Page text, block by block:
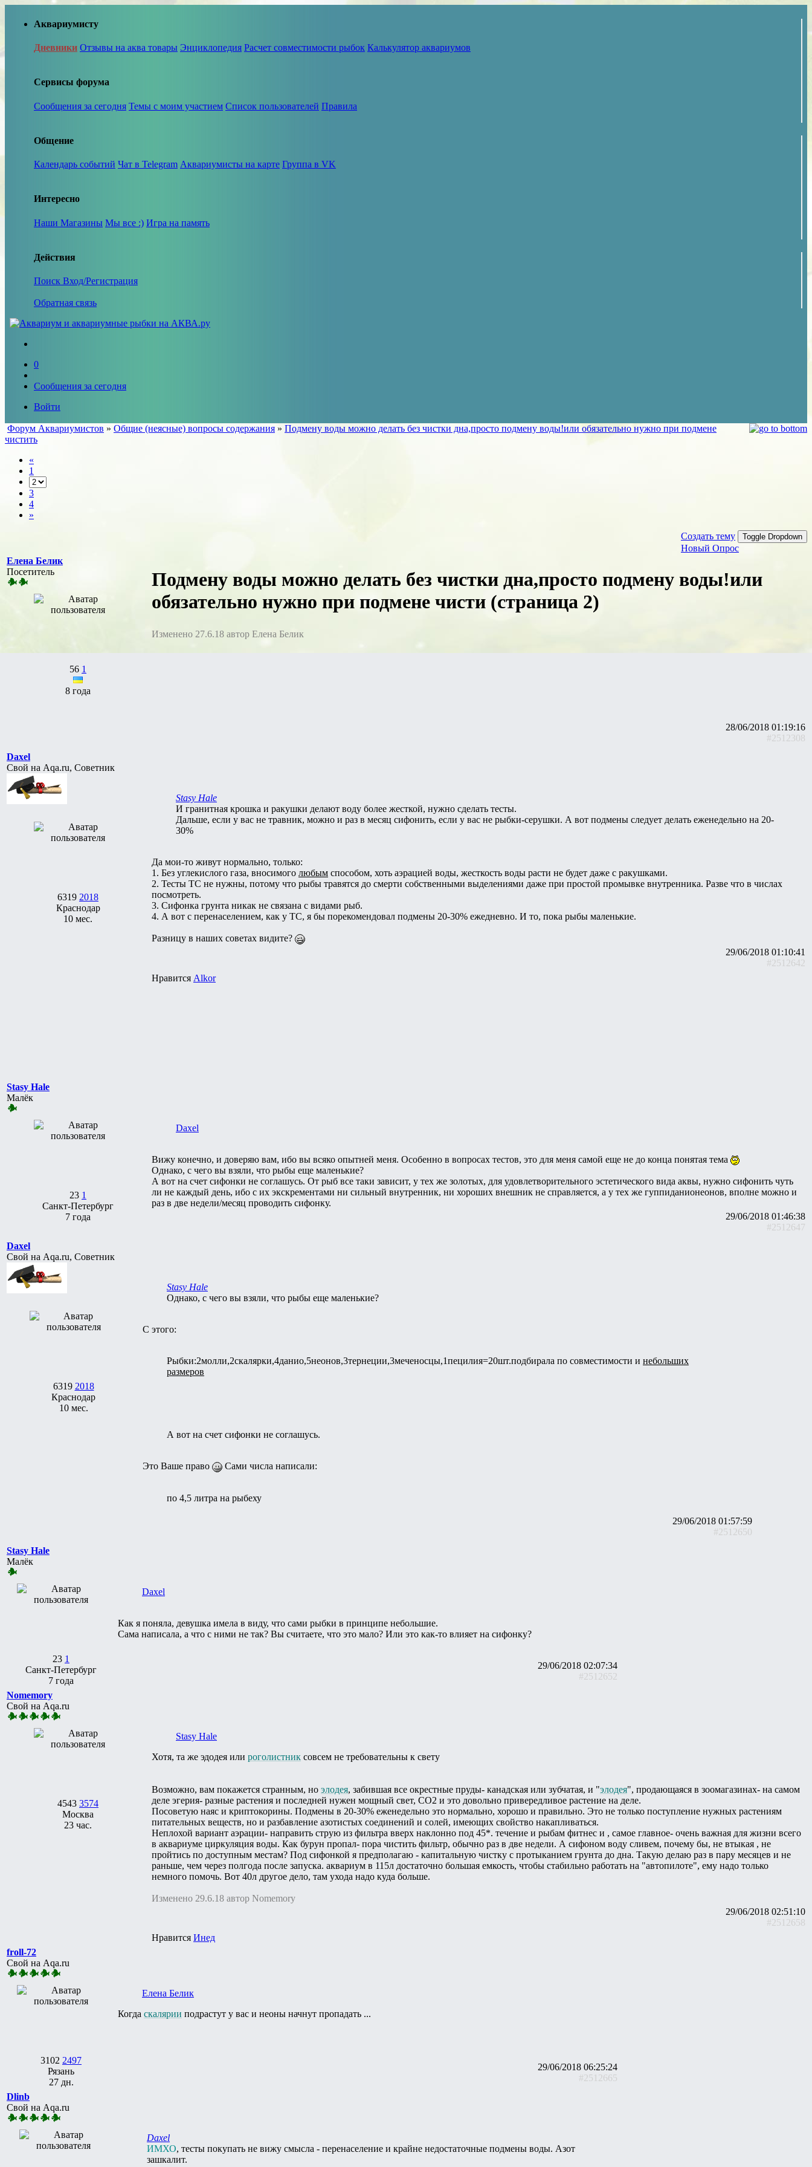
Аквариумисту
Дневники Отзывы на аква товары Энциклопедия Расчет совместимости рыбок Калькулятор аквариумов
Сервисы форума
Сообщения за сегодня Темы с моим участием Список пользователей Правила
Общение
Календарь событий Чат в Telegram Аквариумисты на карте Группа в VK
Интересно
Наши Магазины Мы все :) Игра на память
Действия
Поиск Вход/Регистрация
Обратная связь
0
Сообщения за сегодня
Войти
Форум Аквариумистов » Общие (неясные) вопросы содержания » Подмену воды можно делать без чистки дна,просто подмену воды!или обязательно нужно при подмене
чистить
«
1
3
4
»
Создать тему Toggle Dropdown
Новый Опрос
Елена Белик
Посетитель
56 1
8 года
Подмену воды можно делать без чистки дна,просто подмену воды!или
обязательно нужно при подмене чисти (страница 2)
Изменено 27.6.18 автор Елена Белик
28/06/2018 01:19:16
#2512308
Daxel
Свой на Aqa.ru, Советник
6319 2018
Краснодар
10 мес.
Stasy Hale
И гранитная крошка и ракушки делают воду более жесткой, нужно сделать тесты.
Дальше, если у вас не травник, можно и раз в месяц сифонить, если у вас не рыбки-серушки. А вот подмены следует делать еженедельно на 20-
30%
Да мои-то живут нормально, только:
1. Без углекислого газа, вносимого любым способом, хоть аэрацией воды, жесткость воды расти не будет даже с ракушками.
2. Тесты ТС не нужны, потому что рыбы травятся до смерти собственными выделениями даже при простой промывке внутренника. Разве что в числах
посмотреть.
3. Сифонка грунта никак не связана с видами рыб.
4. А вот с перенаселением, как у ТС, я бы порекомендовал подмены 20-30% ежедневно. И то, пока рыбы маленькие.
Разницу в наших советах видите?
29/06/2018 01:10:41
#2512642
Нравится Alkor
Stasy Hale
Малёк
23 1
Санкт-Петербург
7 года
Daxel
Вижу конечно, и доверяю вам, ибо вы всяко опытней меня. Особенно в вопросах тестов, это для меня самой еще не до конца понятая тема
Однако, с чего вы взяли, что рыбы еще маленькие?
А вот на счет сифонки не соглашусь. От рыб все таки зависит, у тех же золотых, для удовлетворительного эстетического вида аквы, нужно сифонить чуть
ли не каждый день, ибо с их экскрементами ни сильный внутренник, ни хороших внешник не справляется, а у тех же гуппиданионеонов, вполне можно и
раз в две недели/месяц проводить сифонку.
29/06/2018 01:46:38
#2512647
Daxel
Свой на Aqa.ru, Советник
6319 2018
Краснодар
10 мес.
Stasy Hale
Однако, с чего вы взяли, что рыбы еще маленькие?
С этого:
Рыбки:2молли,2скалярки,4данио,5неонов,3тернеции,3меченосцы,1пецилия=20шт.подбирала по совместимости и небольших
размеров
А вот на счет сифонки не соглашусь.
Это Ваше право Сами числа написали:
по 4,5 литра на рыбеху
29/06/2018 01:57:59
#2512650
Stasy Hale
Малёк
23 1
Санкт-Петербург
7 года
Daxel
Как я поняла, девушка имела в виду, что сами рыбки в принципе небольшие.
Сама написала, а что с ними не так? Вы считаете, что это мало? Или это как-то влияет на сифонку?
29/06/2018 02:07:34
#2512652
Nomemory
Свой на Aqa.ru
4543 3574
Москва
23 час.
Stasy Hale
Хотя, та же эдодея или роголистник совсем не требовательны к свету
Возможно, вам покажется странным, но элодея, забившая все окрестные пруды- канадская или зубчатая, и "элодея", продающаяся в зоомагазинах- на самом
деле эгерия- разные растения и последней нужен мощный свет, СО2 и это довольно привередливое растение на деле.
Посоветую наяс и криптокорины. Подмены в 20-30% еженедельно это нормально, хорошо и правильно. Это не только поступление нужных растениям
питательных веществ, но и разбавление азотистых соединений и солей, имеющих свойство накапливаться.
Неплохой вариант аэрации- направить струю из фильтра вверх наклонно под 45*. течение и рыбам фитнес и , самое главное- очень важная для жизни всего
в аквариуме циркуляция воды. Как бурун пропал- пора чистить фильтр, обычно раз в две недели. А сифоном воду сливем, почему бы, не втыкая , не
пройтись по доступным местам? Под сифонкой я предполагаю - капитальную чистку с протыканием грунта до дна. Такую делаю раз в пару месяцев и не
раньше, чем через полгода после запуска. аквариум в 115л достаточно большая емкость, чтобы стабильно работать на "автопилоте", ему надо только
немного помочь. Вот 40л другое дело, там ухода надо куда больше.
Изменено 29.6.18 автор Nomemory
29/06/2018 02:51:10
#2512658
Нравится Инед
froll-72
Свой на Aqa.ru
3102 2497
Рязань
27 дн.
Елена Белик
Когда скалярии подрастут у вас и неоны начнут пропадать ...
29/06/2018 06:25:24
#2512665
Dlinb
Свой на Aqa.ru
Daxel
ИМХО, тесты покупать не вижу смысла - перенаселение и крайне недостаточные подмены воды. Азот
зашкалит.